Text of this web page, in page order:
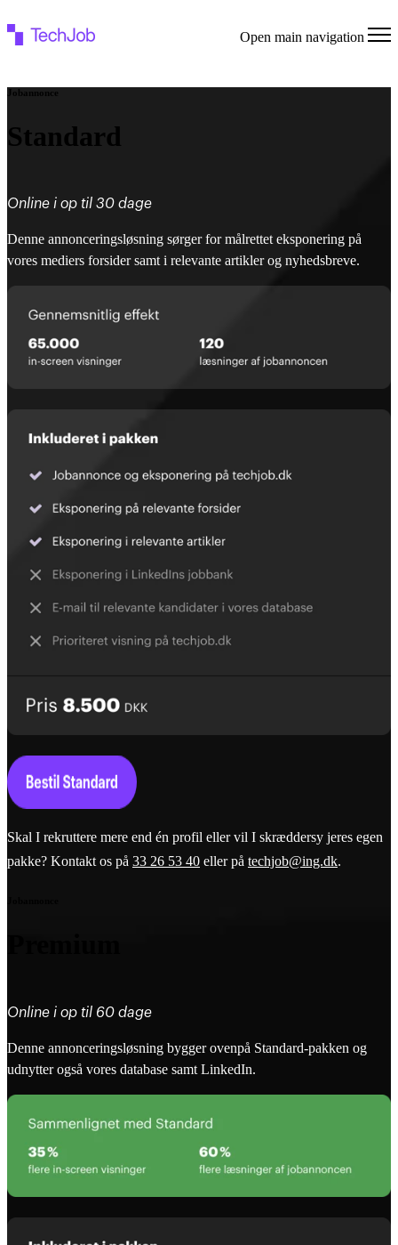
Open main navigation
Jobannonce
Standard
Online i op til 30 dage
Denne annonceringsløsning sørger for målrettet eksponering på
vores mediers forsider samt i relevante artikler og nyhedsbreve.
Skal I rekruttere mere end én profil eller vil I skræddersy jeres egen
pakke? Kontakt os på 33 26 53 40 eller på techjob@ing.dk.
Online i op til 60 dage
Denne annonceringsløsning bygger ovenpå Standard-pakken og
udnytter også vores database samt LinkedIn.